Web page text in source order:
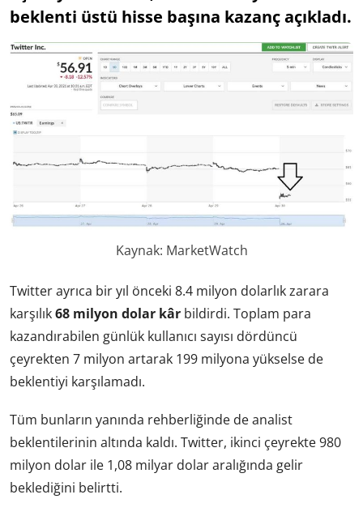
beklenti üstü hisse başına kazanç açıkladı.
Kaynak: MarketWatch
Twitter ayrıca bir yıl önceki 8.4 milyon dolarlık zarara
karşılık68 milyon dolar kâr bildirdi. Toplam para
kazandırabilen günlük kullanıcı sayısı dördüncü
çeyrekten 7 milyon artarak 199 milyona yükselse de
beklentiyi karşılamadı.
Tüm bunların yanında rehberliğinde de analist
beklentilerinin altında kaldı. Twitter, ikinci çeyrekte 980
milyon dolar ile 1,08 milyar dolar aralığında gelir
beklediğini belirtti.